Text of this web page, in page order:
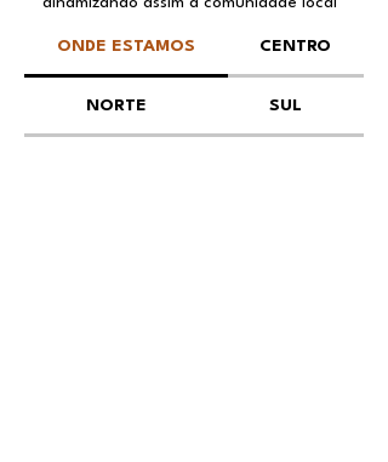
ONDE ESTAMOS CENTRO
NORTE SUL